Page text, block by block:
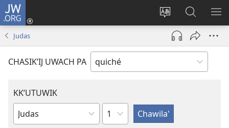
JW.ORG
Kakʼex
chʼabʼal
rech
Umajixik
sesión
(opens
window)
Chawilaʼ
JW.ORG
RI
Judas
CHASIKʼIJ UWACH PA
KKʼUTUWIK
Wuj
K'utunem